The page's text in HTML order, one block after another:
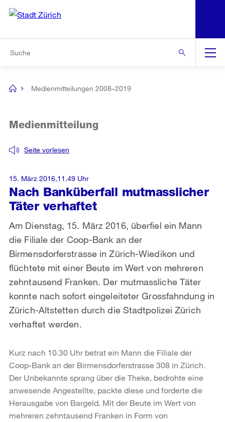
Navigation
[no
Medienmitteilungen 2008–2019
Nach Banküberfall mutmasslicher
Täter verhaftet
Seite vorlesen
Medienmitteilung
Am Dienstag, 15. März 2016, überfiel ein Mann
die Filiale der Coop-Bank an der
Birmensdorferstrasse in Zürich-Wiedikon und
flüchtete mit einer Beute im Wert von mehreren
zehntausend Franken. Der mutmassliche Täter
konnte nach sofort eingeleiteter Grossfahndung in
Zürich-Altstetten durch die Stadtpolizei Zürich
verhaftet werden.
15. März 2016,11.49 Uhr
Kurz nach 10.30 Uhr betrat ein Mann die Filiale der
Coop-Bank an der Birmensdorferstrasse 308 in Zürich.
Der Unbekannte sprang über die Theke, bedrohte eine
anwesende Angestellte, packte diese und forderte die
Herausgabe von Bargeld. Mit der Beute im Wert von
mehreren zehntausend Franken in Form von